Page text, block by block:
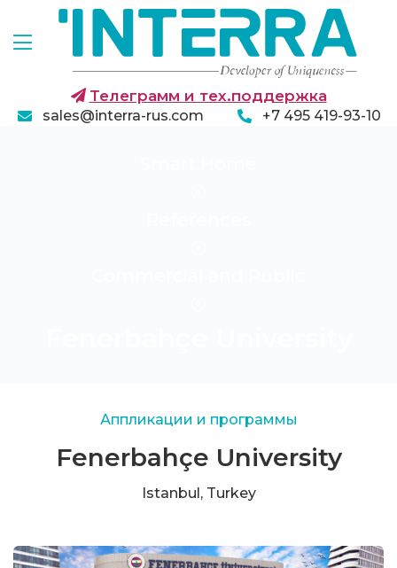
Телеграмм и тех.поддержка
sales@interra-rus.com +7 495 419-93-10
Аппликации и программы
Fenerbahçe University
Istanbul, Turkey